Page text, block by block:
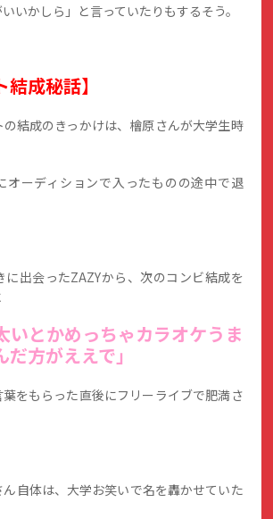
いいかしら」と言っていたりもするそう。
結成秘話】
結成のきっかけは、檜原さんが大学生時
オーディションで入ったものの途中で退
に出会ったZAZYから、次のコンビ結成を
いとかめっちゃカラオケうま
方がええで」
葉をもらった直後にフリーライブで肥満さ
自体は、大学お笑いで名を轟かせていた